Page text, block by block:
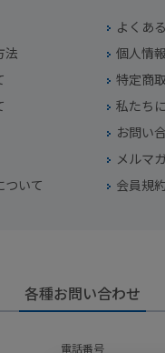
よくあ
法
個人情
特定商
私たち
お問い
メルマ
ついて
会員規
各種お問い合わせ
電話番号